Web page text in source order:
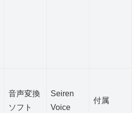
音声変換
ソフト
Seiren
Voice
付属